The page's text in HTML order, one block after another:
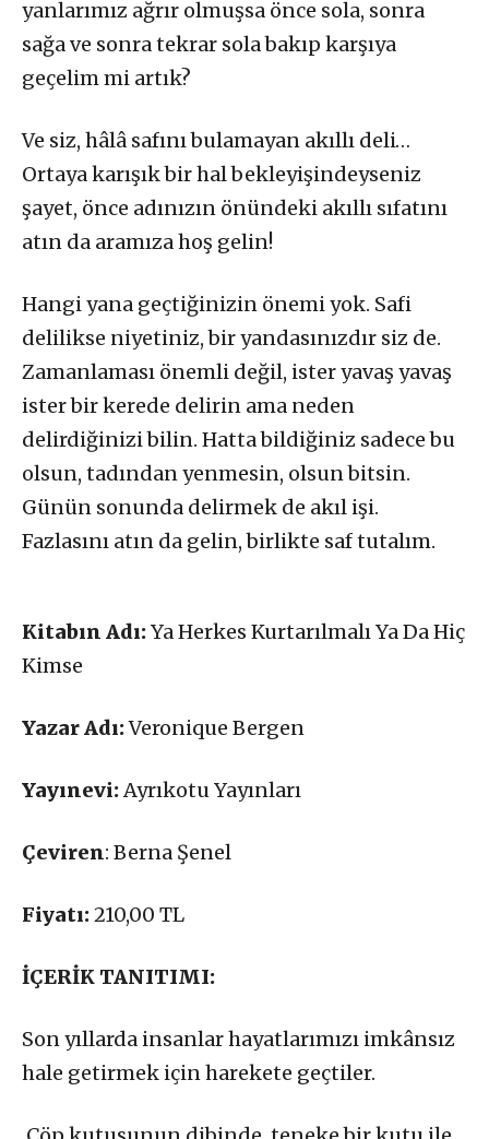
yanlarımız ağrır olmuşsa önce sola, sonra
sağa ve sonra tekrar sola bakıp karşıya
geçelim mi artık?
Ve siz, hâlâ safını bulamayan akıllı deli…
Ortaya karışık bir hal bekleyişindeyseniz
şayet, önce adınızın önündeki akıllı sıfatını
atın da aramıza hoş gelin!
Hangi yana geçtiğinizin önemi yok. Safi
delilikse niyetiniz, bir yandasınızdır siz de.
Zamanlaması önemli değil, ister yavaş yavaş
ister bir kerede delirin ama neden
delirdiğinizi bilin. Hatta bildiğiniz sadece bu
olsun, tadından yenmesin, olsun bitsin.
Günün sonunda delirmek de akıl işi.
Fazlasını atın da gelin, birlikte saf tutalım.
Kitabın Adı:Ya Herkes Kurtarılmalı Ya Da Hiç
Kimse
Yazar Adı:Veronique Bergen
Yayınevi:Ayrıkotu Yayınları
Çeviren: Berna Şenel
Fiyatı:210,00 TL
İÇERİK TANITIMI:
Son yıllarda insanlar hayatlarımızı imkânsız
hale getirmek için harekete geçtiler.